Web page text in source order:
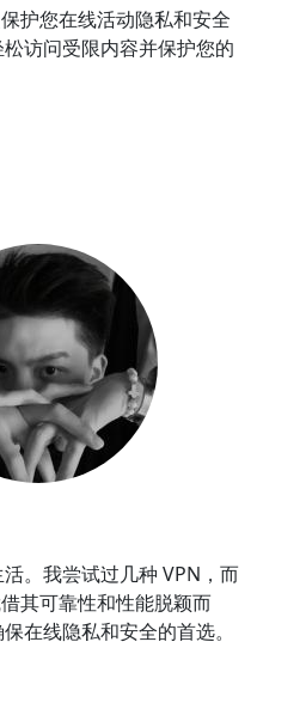
护您在线活动隐私和安全
访问受限内容并保护您的
。我尝试过几种 VPN，而
其可靠性和性能脱颖而
在线隐私和安全的首选。